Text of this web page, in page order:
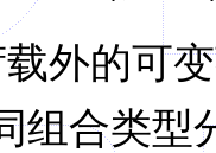
外的可
组合类型